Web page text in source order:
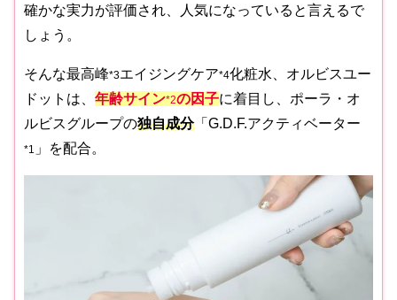
確かな実力が評価され、人気になっていると言えるで
しょう。
そんな最高峰*3エイジングケア*4化粧水、オルビスユー
ドットは、 年齢サイン*2の因子に着目し、ポーラ・オ
ルビスグループの独自成分「G.D.F.アクティベーター
*1 」を配合。